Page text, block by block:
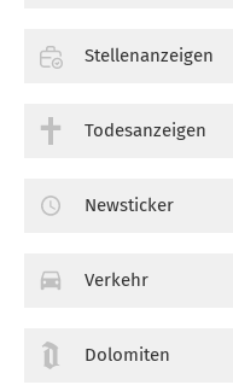
Stellenanzeigen
Todesanzeigen
Newsticker
Verkehr
Dolomiten